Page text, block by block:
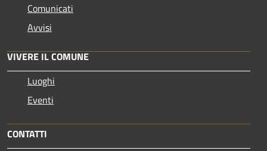
Comunicati
Avvisi
VIVERE IL COMUNE
Luoghi
Eventi
CONTATTI